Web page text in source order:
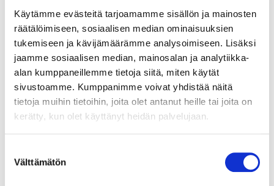
Käytämme evästeitä tarjoamamme sisällön ja mainosten
räätälöimiseen, sosiaalisen median ominaisuuksien
tukemiseen ja kävijämäärämme analysoimiseen. Lisäksi
jaamme sosiaalisen median, mainosalan ja analytiikka-
alan kumppaneillemme tietoja siitä, miten käytät
sivustoamme. Kumppanimme voivat yhdistää näitä
tietoja muihin tietoihin, joita olet antanut heille tai joita on
kerätty, kun olet käyttänyt heidän palvelujaan.
valinta
Välttämätön
vaikuttava urheiluseura"
SEURAAVAT KOTIOTTELUT
PERJANTAI 14.8. 18:30